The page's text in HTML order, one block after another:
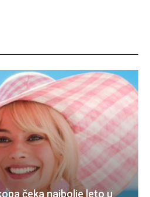
čeka najbolje leto u